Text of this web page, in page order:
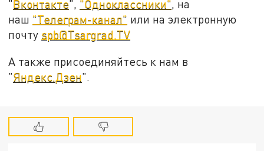
"Вконтакте", "Одноклассники", на
наш "Телеграм-канал" или на электронную
почту spb@Tsargrad.TV
А также присоединяйтесь к нам в
"Яндекс.Дзен".